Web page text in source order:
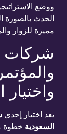
ووضع
الحدث بالصورة
مميزة للزوار
شركات
يعد اختيار إحدى
السعودية خطوة